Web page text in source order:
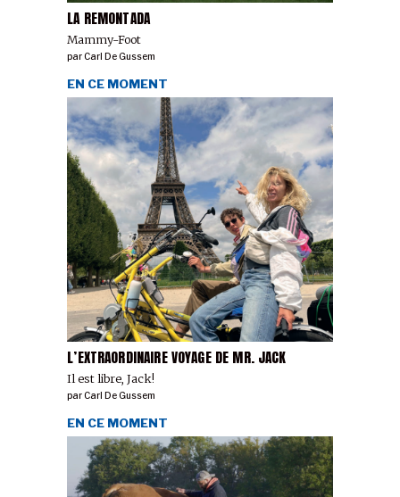
LA REMONTADA
Mammy-Foot
parCarl De Gussem
L’EXTRAORDINAIRE VOYAGE DE MR. JACK
Il est libre, Jack!
EN CE MOMENT
parCarl De Gussem
EN CE MOMENT